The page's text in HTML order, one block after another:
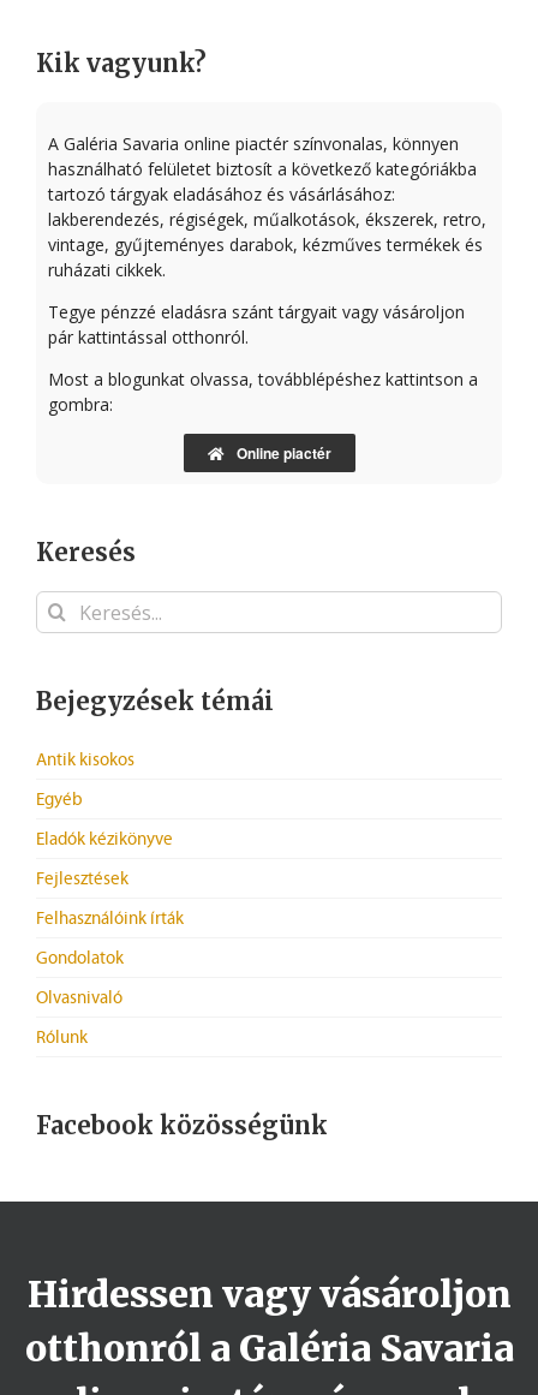
Kik vagyunk?
A Galéria Savaria online piactér színvonalas, könnyen
használható felületet biztosít a következő kategóriákba
tartozó tárgyak eladásához és vásárlásához:
lakberendezés, régiségek, műalkotások, ékszerek, retro,
vintage, gyűjteményes darabok, kézműves termékek és
ruházati cikkek.
Tegye pénzzé eladásra szánt tárgyait vagy vásároljon
pár kattintással otthonról.
Most a blogunkat olvassa, továbblépéshez kattintson a
gombra:
Online piactér
Keresés
Keresés...
Bejegyzések témái
Antik kisokos
Egyéb
Eladók kézikönyve
Fejlesztések
Felhasználóink írták
Gondolatok
Olvasnivaló
Rólunk
Facebook közösségünk
Hirdessen vagy vásároljon
otthonról a Galéria Savaria